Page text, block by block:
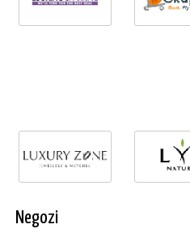
Negozi